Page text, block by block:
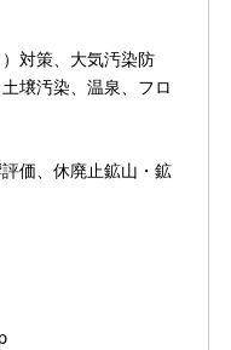
策、大気汚染防
壌汚染、温泉、フロ
、休廃止鉱山・鉱